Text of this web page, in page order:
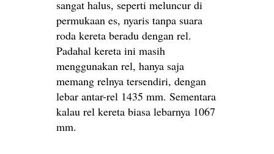
sangat halus, seperti meluncur di
permukaan es, nyaris tanpa suara
roda kereta beradu dengan rel.
Padahal kereta ini masih
menggunakan rel, hanya saja
memang relnya tersendiri, dengan
lebar antar-rel 1435 mm. Sementara
kalau rel kereta biasa lebarnya 1067
mm.